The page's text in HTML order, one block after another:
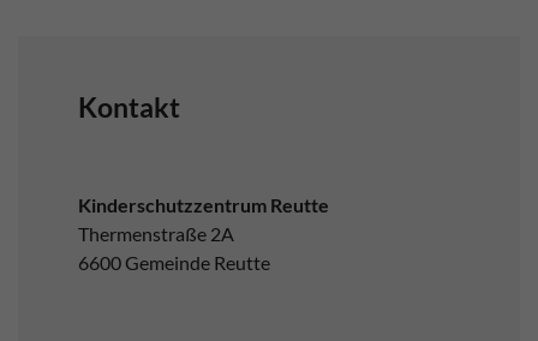
Kontakt
Kinderschutzzentrum Reutte
Thermenstraße 2A
6600 Gemeinde Reutte